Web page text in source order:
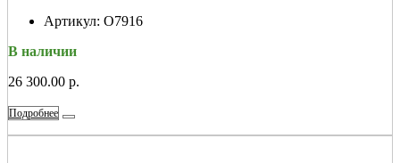
Артикул: О7916
В наличии
26 300.00 р.
Подробнее